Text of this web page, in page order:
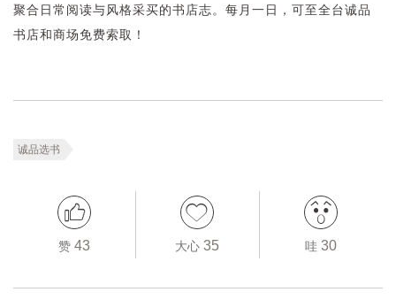
聚合日常阅读与风格采买的书店志。每月一日，可至全台诚品
书店和商场免费索取！
诚品选书
赞43 大心35 哇30